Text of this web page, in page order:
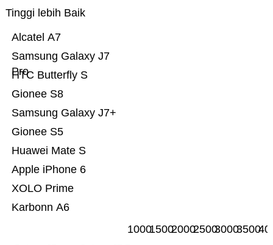
Tinggi lebih Baik
Karbonn A6
XOLO Prime
Apple iPhone 6
Huawei Mate S
Gionee S5
Samsung Galaxy J7+
Gionee S8
HTC Butterfly S
Samsung Galaxy J7
Pro
Alcatel A7
100015002000250030003500